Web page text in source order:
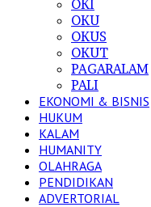
OKI
OKU
OKUS
OKUT
PAGARALAM
PALI
EKONOMI & BISNIS
HUKUM
KALAM
HUMANITY
OLAHRAGA
PENDIDIKAN
ADVERTORIAL